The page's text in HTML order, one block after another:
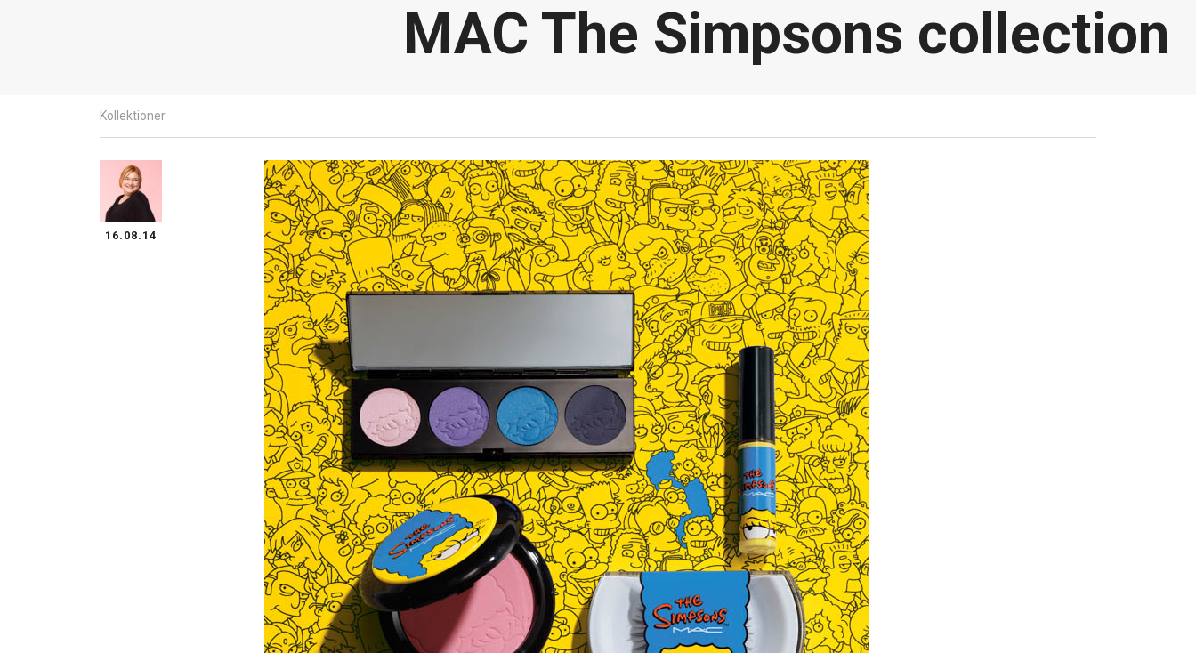
MAC The Simpsons collection
Kollektioner
16.08.14